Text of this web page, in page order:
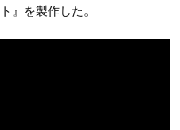
』を製作した。